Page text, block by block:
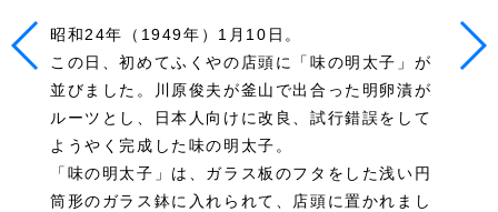
昭和24年（1949年）1月10日。
この日、初めてふくやの店頭に「味の明太子」が
並びました。川原俊夫が釜山で出合った明卵漬が
ルーツとし、日本人向けに改良、試行錯誤をして
ようやく完成した味の明太子。
「味の明太子」は、ガラス板のフタをした浅い円
筒形のガラス鉢に入れられて、店頭に置かれまし